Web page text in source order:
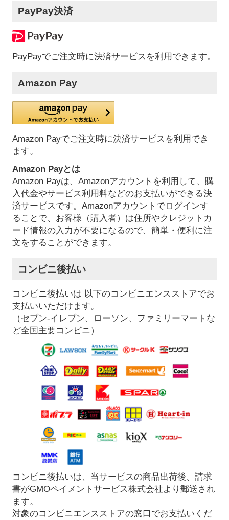
PayPay決済
PayPayでご注文時に決済サービスを利用できます。
Amazon Pay
Amazon Payでご注文時に決済サービスを利用でき
ます。
Amazon Payとは
Amazon Payは、Amazonアカウントを利用して、購
入代金やサービス利用料などのお支払いができる決
済サービスです。Amazonアカウントでログインす
ることで、お客様（購入者）は住所やクレジットカ
ード情報の入力が不要になるので、簡単・便利に注
文をすることができます。
コンビニ後払い
コンビニ後払いは 以下のコンビニエンスストアでお
支払いいただけます。
（セブン-イレブン、ローソン、ファミリーマートな
ど全国主要コンビニ）
コンビニ後払いは、当サービスの商品出荷後、請求
書がGMOペイメントサービス株式会社より郵送され
ます。
対象のコンビニエンスストアの窓口でお支払いくだ